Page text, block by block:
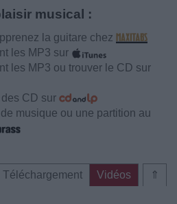
musical :
la guitare chez
les MP3 sur
les MP3 ou trouver le CD sur
CD sur
musique ou une partition au
⇑
Téléchargement
Vidéos